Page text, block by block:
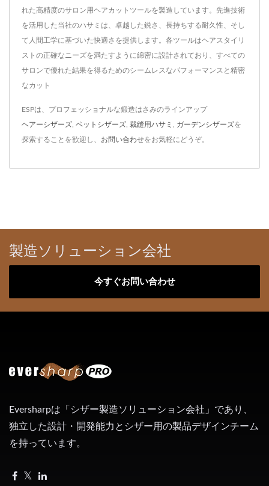
れた高精度のサロン用ヘアカットツールを製造しています。先進技術
を活用した当社のハサミは、卓越した鋭さ、長持ちする耐久性、そし
て人間工学に基づいた快適さを提供します。各ツールはヘアスタイリ
ストの正確なニーズを満たすように綿密に設計されており、すべての
サロンで優れた結果を得るためのシームレスなパフォーマンスと精密
なカット
ESPは、プロフェッショナルな鍛造はさみのラインアップ
ヘアーシザーズ ペットシザーズ 裁縫用ハサミ ガーデンシザーズを
探索することを歓迎し、 お問い合わせをお気軽にどうぞ。
製造ソリューション会社
今すぐお問い合わせ
Eversharpは「シザー製造ソリューション会社」であり、
独立した設計・開発能力とシザー用の製品デザインチーム
を持っています。